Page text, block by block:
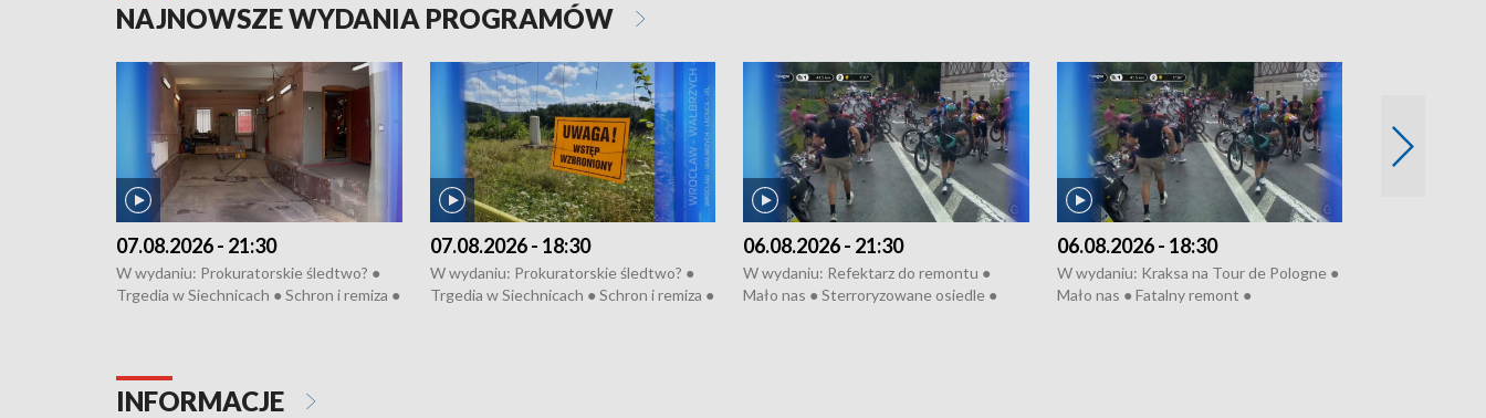
NAJNOWSZE WYDANIA PROGRAMÓW
07.08.2026 - 21:30
W wydaniu: Prokuratorskie śledtwo? ●
Trgedia w Siechnicach ● Schron i remiza ●
● Odbudowa po powodzi ● Filmowy
Lubomierz
07.08.2026 - 18:30
W wydaniu: Prokuratorskie śledtwo? ●
Trgedia w Siechnicach ● Schron i remiza ●
06.08.2026 - 21:30
W wydaniu: Refektarz do remontu ●
Mało nas ● Sterroryzowane osiedle ●
06.08.2026 - 18:30
W wydaniu: Kraksa na Tour de Pologne ●
Mało nas ● Fatalny remont ●
INFORMACJE